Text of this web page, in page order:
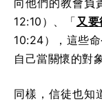
向他們的教會負
12:10）、「又
10:24），這些
自己當關懷的對
同樣，信徒也